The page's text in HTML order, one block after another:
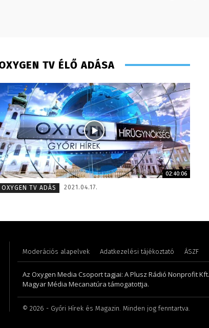
Gabriella – sales manager – 2013
TV ÉLŐ ADÁSA
02:40:06
OXYGEN TV ADÁS
2021.04.17.
Moderációs alapelvek Adatkezelési tájékoztató ÁSZF
Az Oxygen Media Csoport tagjai: A Plusz Rádió Nonprofit
Magyar Média Mecanatúra támogatottja.
© 2026 - Győri Hírek és Magazin. Minden jog fenntartva.